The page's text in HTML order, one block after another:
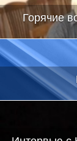
Горячие